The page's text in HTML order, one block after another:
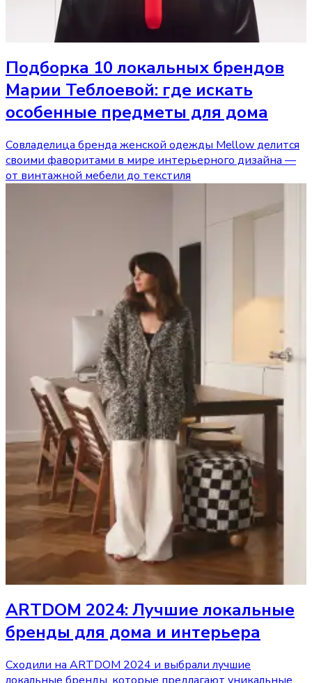
Подборка 10 локальных брендов
Марии Теблоевой: где искать
особенные предметы для дома
Совладелица бренда женской одежды Mellow делится
своими фаворитами в мире интерьерного дизайна —
от винтажной мебели до текстиля
ARTDOM 2024: Лучшие локальные
бренды для дома и интерьера
Сходили на ARTDOM 2024 и выбрали лучшие
локальные бренды, которые предлагают уникальные